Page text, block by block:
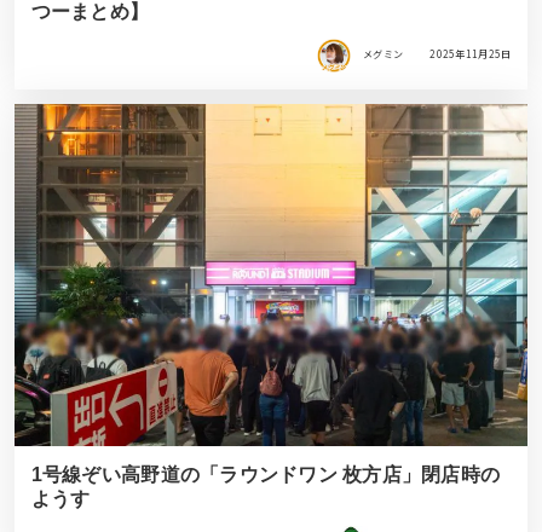
つーまとめ】
メグミン 2025年11月25日
1号線ぞい高野道の「ラウンドワン 枚方店」閉店時の
ようす